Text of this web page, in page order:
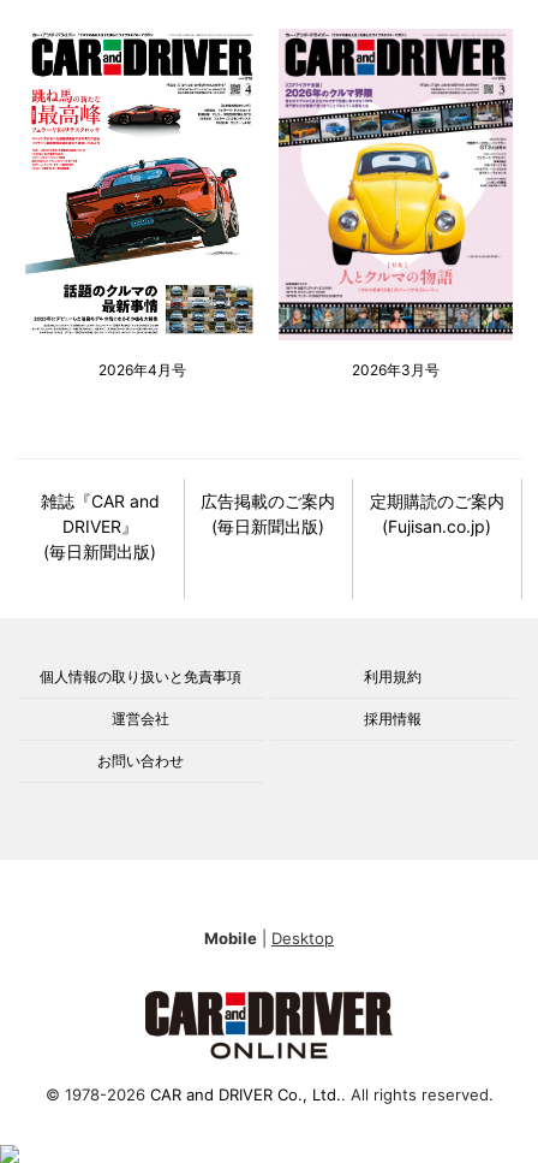
2026年4月号 2026年3月号
雑誌『CAR and
DRIVER』
(毎日新聞出版)
広告掲載のご案内
(毎日新聞出版)
定期購読のご案内
(Fujisan.co.jp)
個人情報の取り扱いと免責事項 利用規約
運営会社 採用情報
お問い合わせ
Mobile Desktop
© 1978-2026 CAR and DRIVER Co., Ltd.. All rights reserved.